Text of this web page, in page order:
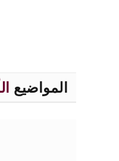
المواضيع